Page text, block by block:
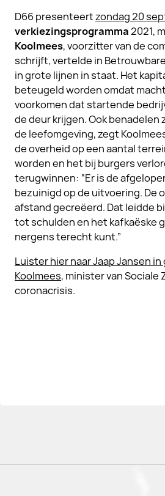
D66 presenteertzondag 20
verkiezingsprogramma2021,
Koolmees, voorzitter van de
schrijft, vertelde in
in grote lijnen in staat. Het
beteugeld worden omdat
voorkomen dat startende
de deur krijgen. Ook benadelen
de leefomgeving, zegt
de overheid op een aantal
worden en het bij burgers
terugwinnen: “Er is de
bezuinigd op de uitvoering. De
afstand gecreëerd. Dat leidde
tot schulden en het kafkaëske
nergens terecht kunt.”
Luister hier naar Jaap Jansen
Koolmees, minister van Sociale
coronacrisis.